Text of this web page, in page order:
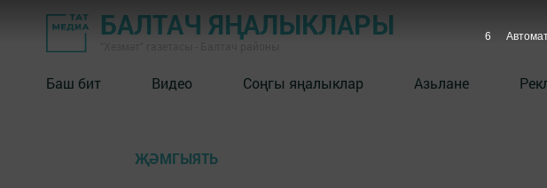
БАЛТАЧ ЯҢАЛЫКЛАРЫ
Баш бит Видео Соңгы яңалыклар Азьлане
ҖӘМГЫЯТЬ
5